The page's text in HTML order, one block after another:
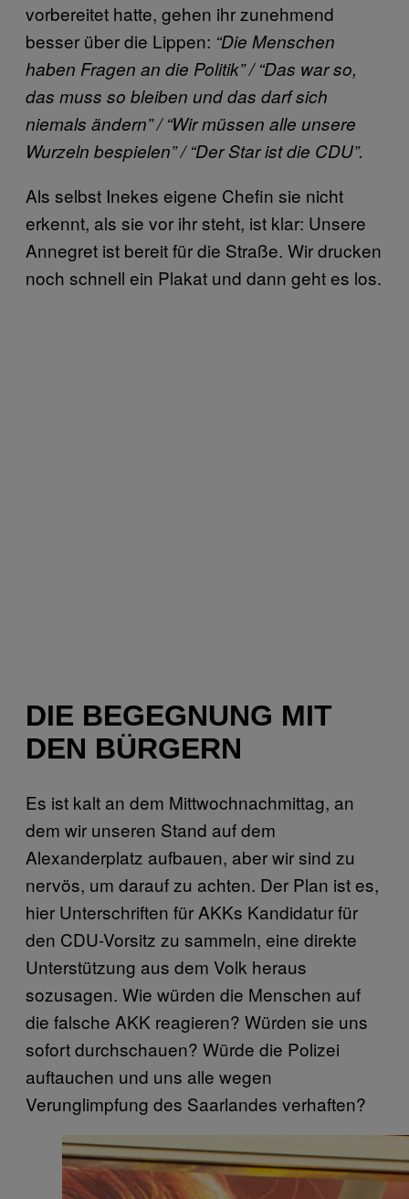
vorbereitet hatte, gehen ihr zunehmend
besser über die Lippen: “Die Menschen
haben Fragen an die Politik” / “Das war so,
das muss so bleiben und das darf sich
niemals ändern” / “Wir müssen alle unsere
Wurzeln bespielen” / “Der Star ist die CDU”.
Als selbst Inekes eigene Chefin sie nicht
erkennt, als sie vor ihr steht, ist klar: Unsere
Annegret ist bereit für die Straße. Wir drucken
noch schnell ein Plakat und dann geht es los.
DIE BEGEGNUNG MIT
DEN BÜRGERN
Es ist kalt an dem Mittwochnachmittag, an
dem wir unseren Stand auf dem
Alexanderplatz aufbauen, aber wir sind zu
nervös, um darauf zu achten. Der Plan ist es,
hier Unterschriften für AKKs Kandidatur für
den CDU-Vorsitz zu sammeln, eine direkte
Unterstützung aus dem Volk heraus
sozusagen. Wie würden die Menschen auf
die falsche AKK reagieren? Würden sie uns
sofort durchschauen? Würde die Polizei
auftauchen und uns alle wegen
Verunglimpfung des Saarlandes verhaften?